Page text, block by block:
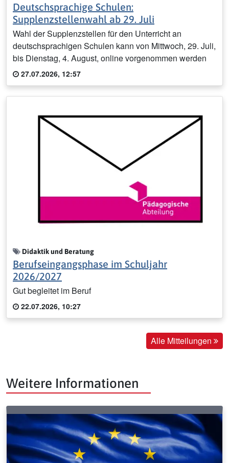
Deutschsprachige Schulen:
Supplenzstellenwahl ab 29. Juli
Wahl der Supplenzstellen für den Unterricht an
deutschsprachigen Schulen kann von Mittwoch, 29. Juli,
bis Dienstag, 4. August, online vorgenommen werden
27.07.2026, 12:57
Didaktik und Beratung
Berufseingangsphase im Schuljahr
2026/2027
Gut begleitet im Beruf
22.07.2026, 10:27
Alle Mitteilungen
Weitere Informationen